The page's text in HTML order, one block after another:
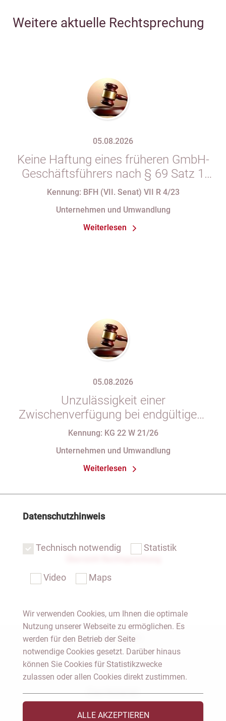
Weitere aktuelle Rechtsprechung
05.08.2026
Keine Haftung eines früheren GmbH-
Geschäftsführers nach § 69 Satz 1
i.V.m. § 34 Abs. 1 AO nach Verlust
Eintragung im Handelsregister
Kennung: BFH (VII. Senat) VII R 4/23
Unternehmen und Umwandlung
Weiterlesen
05.08.2026
Unzulässigkeit einer
Zwischenverfügung bei endgültigem
Eintragungshindernis und
einer eGbR im Gesellschaftsregister
Kennung: KG 22 W 21/26
Unternehmen und Umwandlung
Weiterlesen
Notar Dresden
Fachgebiete
Das Notariat
Datenschutzhinweis
Technisch notwendig Statistik
Video Maps
Wir verwenden Cookies, um Ihnen die optimale
Nutzung unserer Webseite zu ermöglichen. Es
werden für den Betrieb der Seite
notwendige Cookies gesetzt. Darüber hinaus
können Sie Cookies für Statistikzwecke
zulassen oder allen Cookies direkt zustimmen.
ALLE AKZEPTIEREN